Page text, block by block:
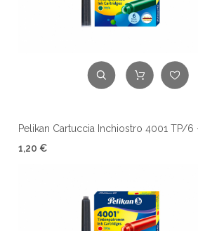
Pelikan Cartuccia Inchiostro 4001 TP/
1,20 €